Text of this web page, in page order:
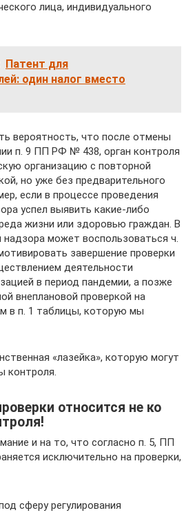
лица, индивидуального
Патент для
один налог вместо
вероятность, что после отмены
п. 9 ПП РФ № 438, орган контроля
организацию с повторной
но уже без предварительного
если в процессе проведения
успел выявить какие-либо
жизни или здоровью граждан. В
надзора может воспользоваться ч.
завершение проверки
деятельности
в период пандемии, а позже
внеплановой проверкой на
в п. 1 таблицы, которую мы
«лазейка», которую могут
контроля.
относится не ко
и на то, что согласно п. 5, ПП
исключительно на проверки,
сферу регулирования